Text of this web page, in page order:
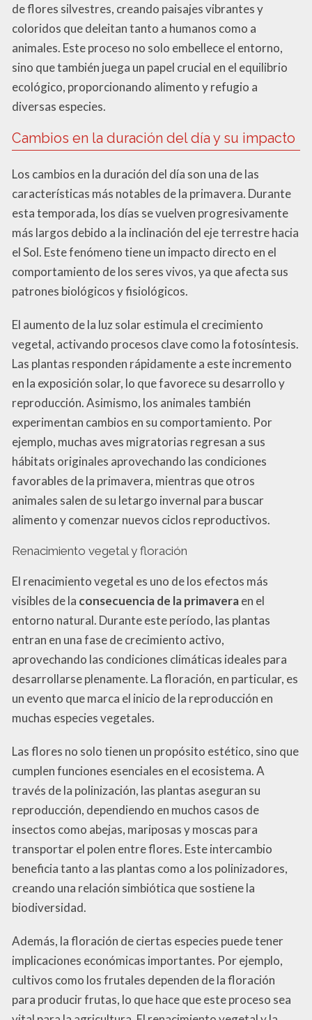
de flores silvestres, creando paisajes vibrantes y
coloridos que deleitan tanto a humanos como a
animales. Este proceso no solo embellece el entorno,
sino que también juega un papel crucial en el equilibrio
ecológico, proporcionando alimento y refugio a
diversas especies.
Cambios en la duración del día y su impacto
Los cambios en la duración del día son una de las
características más notables de la primavera. Durante
esta temporada, los días se vuelven progresivamente
más largos debido a la inclinación del eje terrestre hacia
el Sol. Este fenómeno tiene un impacto directo en el
comportamiento de los seres vivos, ya que afecta sus
patrones biológicos y fisiológicos.
El aumento de la luz solar estimula el crecimiento
vegetal, activando procesos clave como la fotosíntesis.
Las plantas responden rápidamente a este incremento
en la exposición solar, lo que favorece su desarrollo y
reproducción. Asimismo, los animales también
experimentan cambios en su comportamiento. Por
ejemplo, muchas aves migratorias regresan a sus
hábitats originales aprovechando las condiciones
favorables de la primavera, mientras que otros
animales salen de su letargo invernal para buscar
alimento y comenzar nuevos ciclos reproductivos.
Renacimiento vegetal y floración
El renacimiento vegetal es uno de los efectos más
visibles de la consecuencia de la primaveraen el
entorno natural. Durante este período, las plantas
entran en una fase de crecimiento activo,
aprovechando las condiciones climáticas ideales para
desarrollarse plenamente. La floración, en particular, es
un evento que marca el inicio de la reproducción en
muchas especies vegetales.
Las flores no solo tienen un propósito estético, sino que
cumplen funciones esenciales en el ecosistema. A
través de la polinización, las plantas aseguran su
reproducción, dependiendo en muchos casos de
insectos como abejas, mariposas y moscas para
transportar el polen entre flores. Este intercambio
beneficia tanto a las plantas como a los polinizadores,
creando una relación simbiótica que sostiene la
biodiversidad.
Además, la floración de ciertas especies puede tener
implicaciones económicas importantes. Por ejemplo,
cultivos como los frutales dependen de la floración
para producir frutas, lo que hace que este proceso sea